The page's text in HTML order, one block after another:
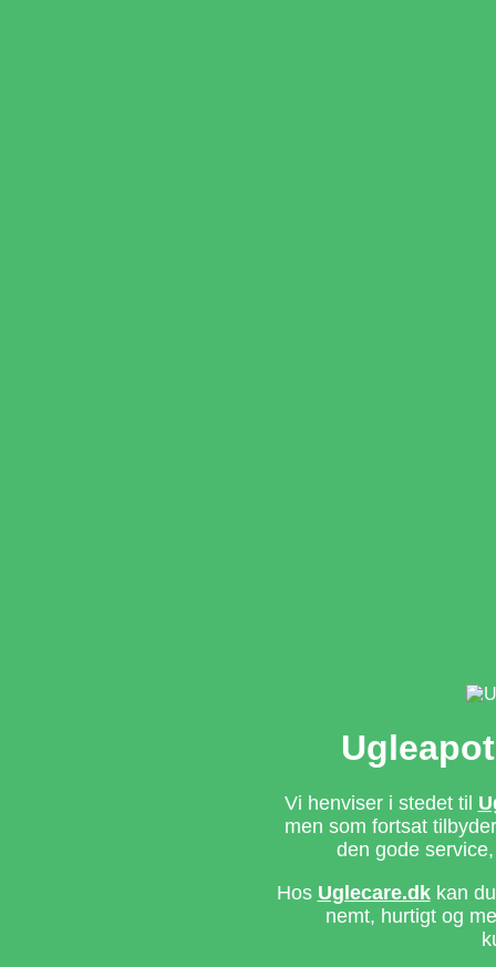
Vi henviser i stedet til
men som fortsat
den gode
Hos Uglecare.dkkan du
nemt, hurtigt og